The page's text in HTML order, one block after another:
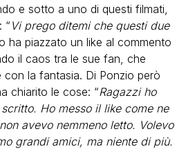
e sotto a uno di questi filmati,
“ Vi prego ditemi che questi due
ha piazzato un like al commento
il caos tra le sue fan, che
la fantasia. Di Ponzio però
chiarito le cose: “Ragazzi ho
Ho messo il like come ne
avevo nemmeno letto. Volevo
grandi amici, ma niente di più.